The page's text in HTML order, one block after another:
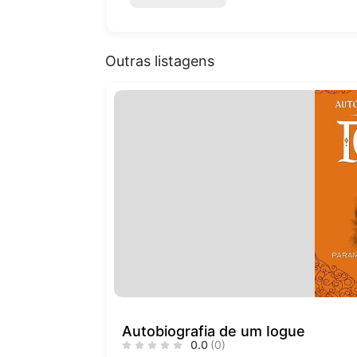
Outras listagens
Autobiografia de um Iogue
0.0 (0)